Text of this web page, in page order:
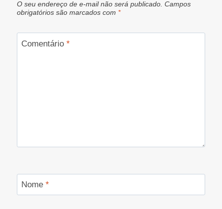
O seu endereço de e-mail não será publicado. Campos
obrigatórios são marcados com *
Comentário *
Nome *